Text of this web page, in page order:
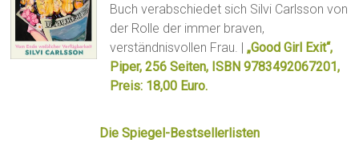
Buch verabschiedet sich Silvi Carlsson von
der Rolle der immer braven,
verständnisvollen Frau. |„Good Girl Exit“,
Piper, 256 Seiten, ISBN 9783492067201,
Preis: 18,00 Euro.
Die Spiegel-Bestsellerlisten